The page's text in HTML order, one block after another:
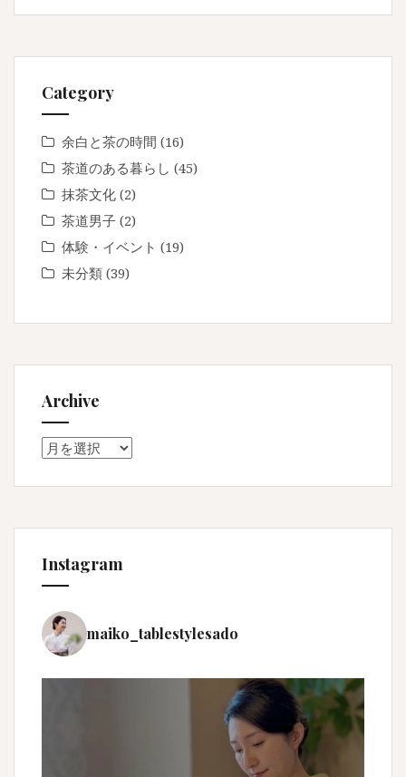
Category
余白と茶の時間 (16)
茶道のある暮らし (45)
抹茶文化 (2)
茶道男子 (2)
体験・イベント (19)
未分類 (39)
Archive
Archive
Instagram
maiko_tablestylesado